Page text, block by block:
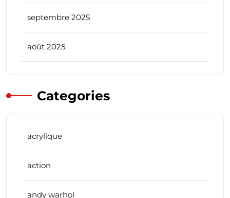
septembre 2025
août 2025
Categories
acrylique
action
andy warhol